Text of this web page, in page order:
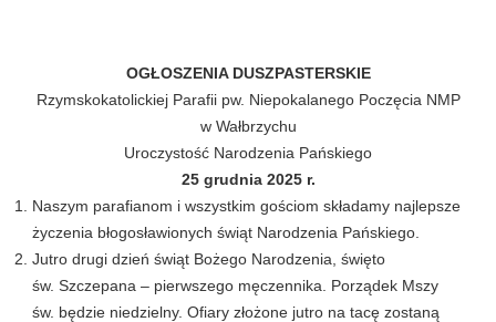
OGŁOSZENIA DUSZPASTERSKIE
Rzymskokatolickiej Parafii pw. Niepokalanego Poczęcia NMP
w Wałbrzychu
Uroczystość Narodzenia Pańskiego
25 grudnia 2025 r.
Naszym parafianom i wszystkim gościom składamy najlepsze
życzenia błogosławionych świąt Narodzenia Pańskiego.
Jutro drugi dzień świąt Bożego Narodzenia, święto
św. Szczepana – pierwszego męczennika. Porządek Mszy
św. będzie niedzielny. Ofiary złożone jutro na tacę zostaną